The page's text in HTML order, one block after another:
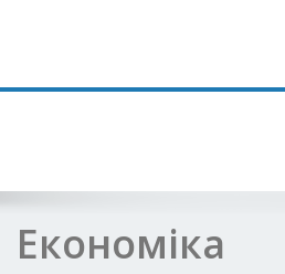
Економіка